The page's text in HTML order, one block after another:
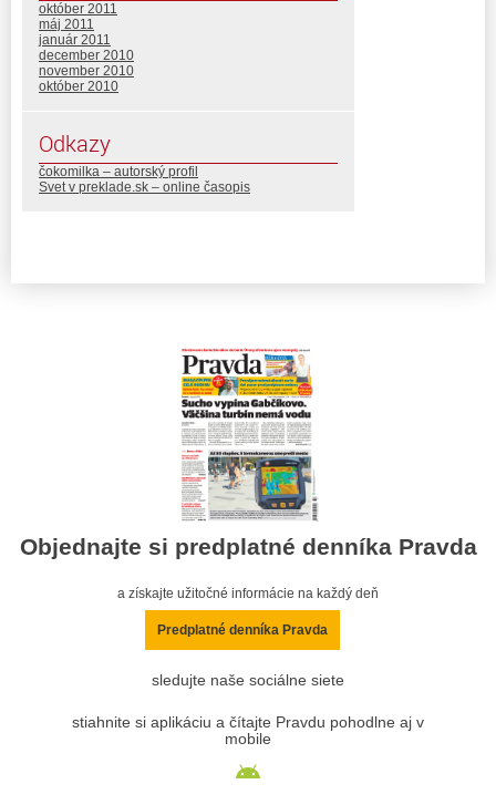
október 2011
máj 2011
január 2011
december 2010
november 2010
október 2010
Odkazy
čokomilka – autorský profil
Svet v preklade.sk – online časopis
Objednajte si predplatné denníka Pravda
a získajte užitočné informácie na každý deň
Predplatné denníka Pravda
sledujte naše sociálne siete
stiahnite si aplikáciu a čítajte Pravdu pohodlne aj v
mobile